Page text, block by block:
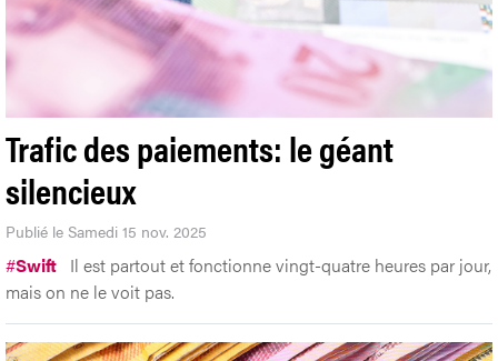
Trafic des paiements: le géant
silencieux
Publié le Samedi 15 nov. 2025
#Swift Il est partout et fonctionne vingt-quatre heures par jour,
mais on ne le voit pas.